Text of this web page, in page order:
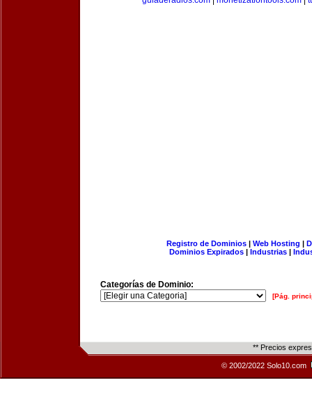
Registro de Dominios| Web Hosting |
Dominios Expirados | Industrias |
Categorías de Dominio:
[Pág.
** Precios
© 2002/2022 Solo10.com